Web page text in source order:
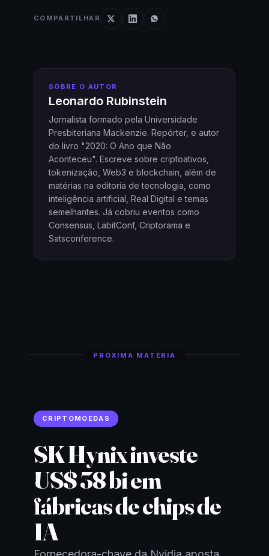
COMPARTILHAR
SOBRE O AUTOR
Leonardo Rubinstein
Jornalista formado pela Universidade
Presbiteriana Mackenzie. Repórter, e autor
do livro "2020: O Ano que Não
Aconteceu". Escreve sobre criptoativos,
tokenização, Web3 e blockchain, além de
matérias na editoria de tecnologia, como
inteligência artificial, Real Digital e temas
semelhantes. Já cobriu eventos como
Consensus, LabitConf, Criptorama e
Satsconference.
PRÓXIMA MATÉRIA
CRIPTOMOEDAS
SK Hynix investe
US$ 38 bi em
fábricas de chips de
IA